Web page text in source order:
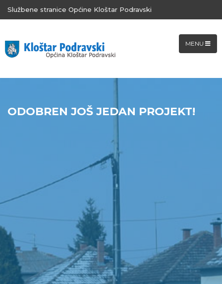
Službene stranice Općine Kloštar Podravski
MENU
ODOBREN JOŠ JEDAN PROJEKT!